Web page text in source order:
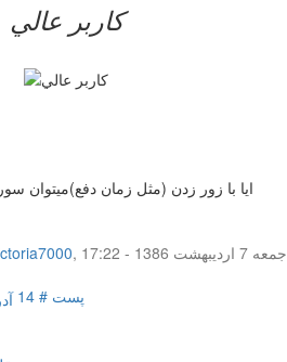
کاربر عالي
ایا با زور زدن (مثل زمان دفع)میتوان
,
جمعه 7 اردیبهشت 1386 - 17:22
پست # 14